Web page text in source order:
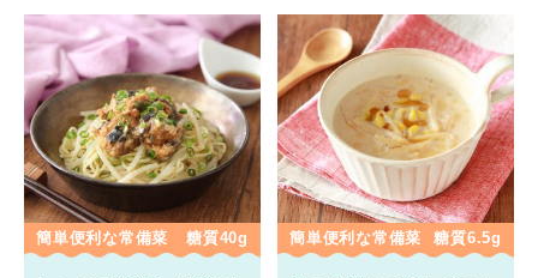
簡単便利な常備菜 糖質40g 簡単便利な常備菜 糖質6.5g